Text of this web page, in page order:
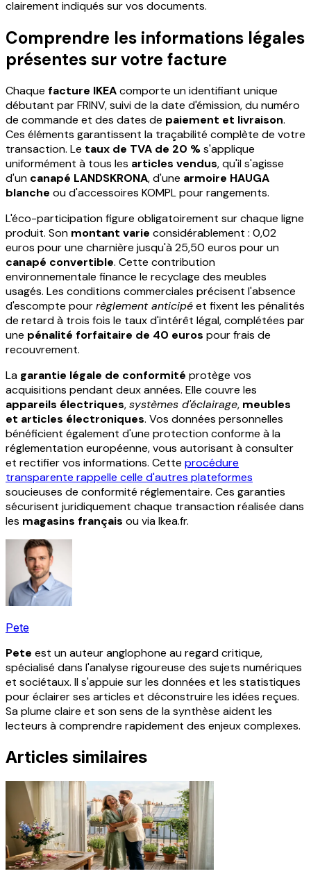
clairement indiqués sur vos documents.
Comprendre les informations légales
présentes sur votre facture
Chaque facture IKEAcomporte un identifiant unique
débutant par FRINV, suivi de la date d'émission, du numéro
de commande et des dates de paiement et livraison.
Ces éléments garantissent la traçabilité complète de votre
transaction. Le taux de TVA de 20 %s'applique
uniformément à tous les articles vendus, qu'il s'agisse
d'un canapé LANDSKRONA, d'une armoire HAUGA
blanche ou d'accessoires KOMPL pour rangements.
L'éco-participation figure obligatoirement sur chaque ligne
produit. Son montant varie considérablement : 0,02
euros pour une charnière jusqu'à 25,50 euros pour un
canapé convertible. Cette contribution
environnementale finance le recyclage des meubles
usagés. Les conditions commerciales précisent l'absence
d'escompte pourrèglement anticipéet fixent les pénalités
de retard à trois fois le taux d'intérêt légal, complétées par
une pénalité forfaitaire de 40 euros pour frais de
recouvrement.
La garantie légale de conformité protège vos
acquisitions pendant deux années. Elle couvre les
appareils électriques,systèmes d'éclairage, meubles
et articles électroniques. Vos données personnelles
bénéficient également d'une protection conforme à la
réglementation européenne, vous autorisant à consulter
et rectifier vos informations. Cette procédure
transparente rappelle celle d'autres plateformes
soucieuses de conformité réglementaire. Ces garanties
sécurisent juridiquement chaque transaction réalisée dans
les magasins français ou via Ikea.fr.
Pete
Pete est un auteur anglophone au regard critique,
spécialisé dans l'analyse rigoureuse des sujets numériques
et sociétaux. Il s'appuie sur les données et les statistiques
pour éclairer ses articles et déconstruire les idées reçues.
Sa plume claire et son sens de la synthèse aident les
lecteurs à comprendre rapidement des enjeux complexes.
Articles similaires